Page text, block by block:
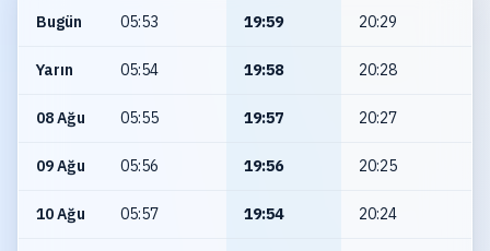
Bugün 05:53 19:59 20:29
Yarın 05:54 19:58 20:28
08 Ağu 05:55 19:57 20:27
09 Ağu 05:56 19:56 20:25
10 Ağu 05:57 19:54 20:24